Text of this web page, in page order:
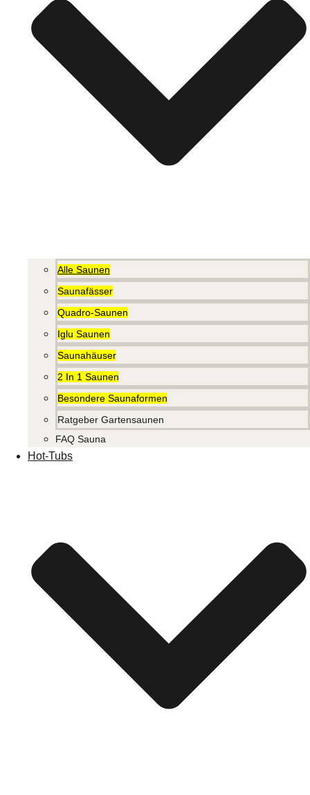
Alle Saunen
Saunafässer
Quadro-Saunen
Iglu Saunen
Saunahäuser
2 In 1 Saunen
Besondere Saunaformen
Ratgeber Gartensaunen
FAQ Sauna
Hot-Tubs